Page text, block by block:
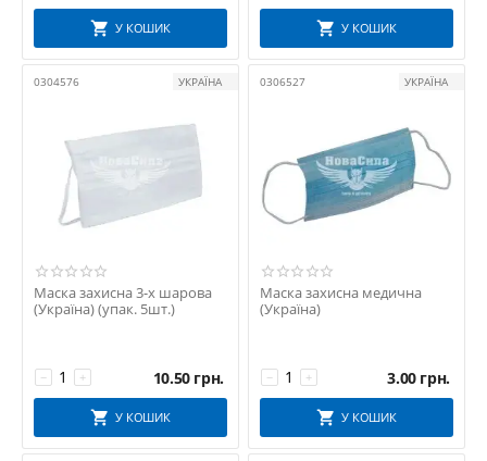
У КОШИК У КОШИК
0304576 УКРАЇНА
Маска захисна 3-х шарова
(Україна) (упак. 5шт.)
+
− 10.50 грн.
У КОШИК
0306527 УКРАЇНА
Маска захисна медична
(Україна)
+
− 3.00 грн.
У КОШИК